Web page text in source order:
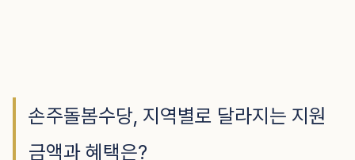
손주돌봄수당, 지역별로 달라지는 지원
금액과 혜택은?